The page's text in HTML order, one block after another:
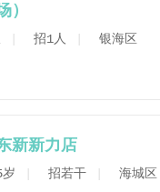
）
招1人 银海区
新新力店
招若干 海城区